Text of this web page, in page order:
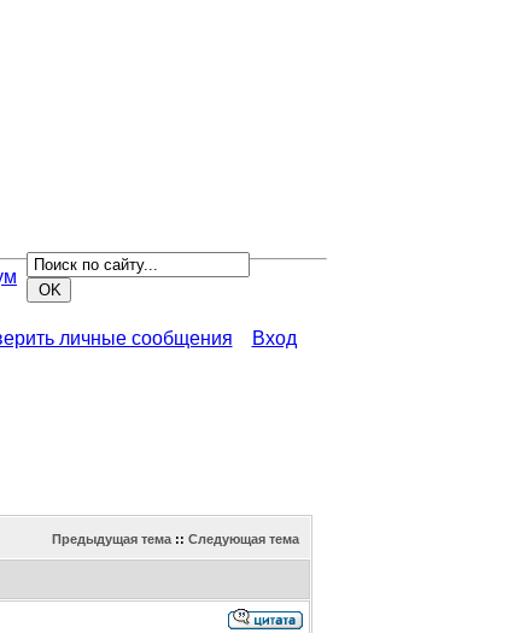
личные сообщения Вход
Предыдущая тема:: Следующая тема